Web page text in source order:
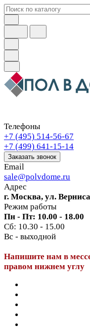
Телефоны
+7 (495) 514-56-67
+7 (499) 641-15-14
Заказать звонок
Email
sale@polvdome.ru
Адрес
г. Москва, ул.
Режим работы
Пн - Пт: 10.00 - 18.00
Сб: 10.30 - 15.00
Вс - выходной
Напишите нам в
правом нижнем углу